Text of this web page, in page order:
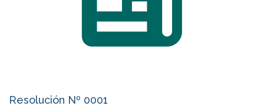
Resolución Nº 0001